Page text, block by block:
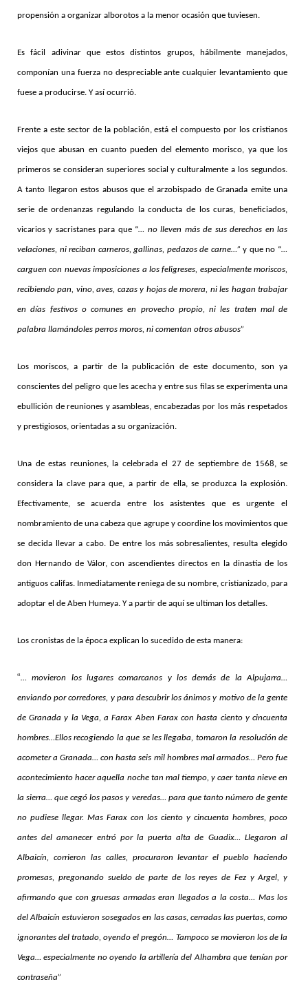
propensión a organizar alborotos a la menor ocasión que tuviesen.
Es fácil adivinar que estos distintos grupos, hábilmente manejados,
componían una fuerza no despreciable ante cualquier levantamiento que
fuese a producirse. Y así ocurrió.
Frente a este sector de la población, está el compuesto por los cristianos
viejos que abusan en cuanto pueden del elemento morisco, ya que los
primeros se consideran superiores social y culturalmente a los segundos.
A tanto llegaron estos abusos que el arzobispado de Granada emite una
serie de ordenanzas regulando la conducta de los curas, beneficiados,
vicarios y sacristanes para que “… no lleven más de sus derechos en las
velaciones, ni reciban carneros, gallinas, pedazos de carne…” y que no “…
carguen con nuevas imposiciones a los feligreses, especialmente moriscos,
recibiendo pan, vino, aves, cazas y hojas de morera, ni les hagan trabajar
en días festivos o comunes en provecho propio, ni les traten mal de
palabra llamándoles perros moros, ni comentan otros abusos”
Los moriscos, a partir de la publicación de este documento, son ya
conscientes del peligro que les acecha y entre sus filas se experimenta una
ebullición de reuniones y asambleas, encabezadas por los más respetados
y prestigiosos, orientadas a su organización.
Una de estas reuniones, la celebrada el 27 de septiembre de 1568, se
considera la clave para que, a partir de ella, se produzca la explosión.
Efectivamente, se acuerda entre los asistentes que es urgente el
nombramiento de una cabeza que agrupe y coordine los movimientos que
se decida llevar a cabo. De entre los más sobresalientes, resulta elegido
don Hernando de Válor, con ascendientes directos en la dinastía de los
antiguos califas. Inmediatamente reniega de su nombre, cristianizado, para
adoptar el de Aben Humeya. Y a partir de aquí se ultiman los detalles.
Los cronistas de la época explican lo sucedido de esta manera:
“… movieron los lugares comarcanos y los demás de la Alpujarra…
enviando por corredores, y para descubrir los ánimos y motivo de la gente
de Granada y la Vega, a Farax Aben Farax con hasta ciento y cincuenta
hombres…Ellos recogiendo la que se les llegaba, tomaron la resolución de
acometer a Granada… con hasta seis mil hombres mal armados… Pero fue
acontecimiento hacer aquella noche tan mal tiempo, y caer tanta nieve en
la sierra… que cegó los pasos y veredas… para que tanto número de gente
no pudiese llegar. Mas Farax con los ciento y cincuenta hombres, poco
antes del amanecer entró por la puerta alta de Guadix… Llegaron al
Albaicín, corrieron las calles, procuraron levantar el pueblo haciendo
promesas, pregonando sueldo de parte de los reyes de Fez y Argel, y
afirmando que con gruesas armadas eran llegados a la costa… Mas los
del Albaicín estuvieron sosegados en las casas, cerradas las puertas, como
ignorantes del tratado, oyendo el pregón… Tampoco se movieron los de la
Vega… especialmente no oyendo la artillería del Alhambra que tenían por
contraseña”